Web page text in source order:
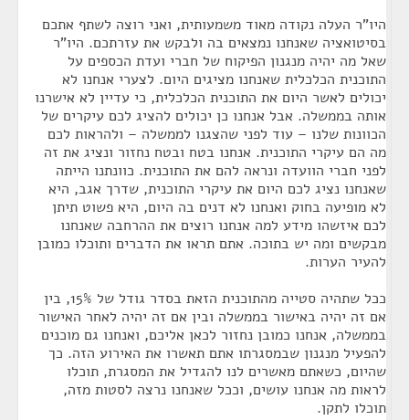
היו"ר העלה נקודה מאוד משמעותית, ואני רוצה לשתף אתכם
בסיטואציה שאנחנו נמצאים בה ולבקש את עזרתכם. היו"ר
שאל מה יהיה מנגנון הפיקוח של חברי ועדת הכספים על
התוכנית הכלכלית שאנחנו מציגים היום. לצערי אנחנו לא
יכולים לאשר היום את התוכנית הכלכלית, כי עדיין לא אישרנו
אותה בממשלה. אבל אנחנו כן יכולים להציג לכם עיקרים של
הכוונות שלנו – עוד לפני שהצגנו לממשלה – ולהראות לכם
מה הם עיקרי התוכנית. אנחנו בטח ובטח נחזור ונציג את זה
לפני חברי הוועדה ונראה להם את התוכנית. כוונתנו הייתה
שאנחנו נציג לכם היום את עיקרי התוכנית, שדרך אגב, היא
לא מופיעה בחוק ואנחנו לא דנים בה היום, היא פשוט תיתן
לכם איזשהו מידע למה אנחנו רוצים את ההרחבה שאנחנו
מבקשים ומה יש בתוכה. אתם תראו את הדברים ותוכלו כמובן
להעיר הערות.
ככל שתהיה סטייה מהתוכנית הזאת בסדר גודל של 15%, בין
אם זה יהיה באישור בממשלה ובין אם זה יהיה לאחר האישור
בממשלה, אנחנו כמובן נחזור לכאן אליכם, ואנחנו גם מוכנים
להפעיל מנגנון שבמסגרתו אתם תאשרו את האירוע הזה. כך
שהיום, כשאתם מאשרים לנו להגדיל את המסגרת, תוכלו
לראות מה אנחנו עושים, וככל שאנחנו נרצה לסטות מזה,
תוכלו לתקן.